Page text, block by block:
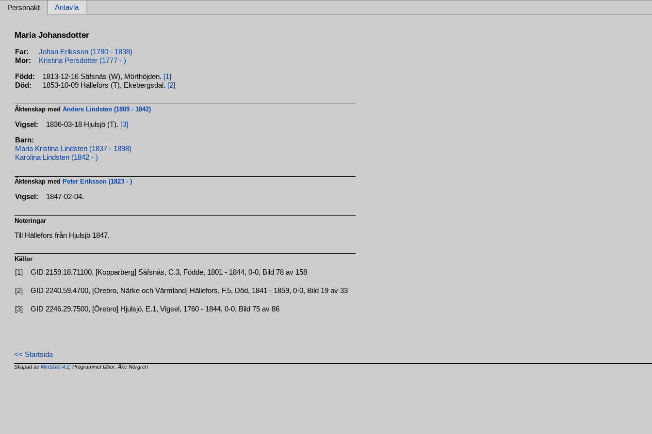
Personakt Antavla
Maria Johansdotter
Far:
Johan Eriksson (1780 - 1838)
Mor:
Kristina Persdotter (1777 - )
Född: 1813-12-16 Säfsnäs (W), Mörthöjden. [1]
Död:
1853-10-09 Hällefors (T), Ekebergsdal. [2]
Äktenskap medAnders Lindsten (1809 - 1842)
Vigsel: 1836-03-18 Hjulsjö (T). [3]
Barn:
Maria Kristina Lindsten (1837 - 1898)
Karolina Lindsten (1842 - )
Äktenskap med Peter Eriksson (1823 - )
Vigsel: 1847-02-04.
Noteringar
Till Hällefors från Hjulsjö 1847.
Källor
[1] GID 2159.18.71100, [Kopparberg] Säfsnäs, C.3, Födde, 1801 - 1844, 0-0, Bild 78 av 158
[2] GID 2240.59.4700, [Örebro, Närke och Värmland] Hällefors, F.5, Död, 1841 - 1859, 0-0, Bild 19 av 33
[3] GID 2246.29.7500, [Örebro] Hjulsjö, E.1, Vigsel, 1760 - 1844, 0-0, Bild 75 av 86
<< Startsida
Skapad avMinSläkt 4.2 , Programmet tillhör: Åke Norgren